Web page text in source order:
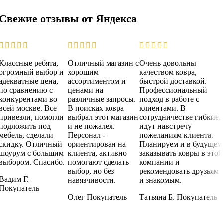
отзывы от Яндекса
ребята,
выбор и
цена,
сравнению с
во
москве. Все
помогли
под
сделали
Отличный
с большим
Спасибо.
Г.
Отличный магазин с
хорошим
ассортиментом и
ценами на
различные запросы.
В поисках ковра
выбрал этот магазин
и не пожалел.
Персонал -
ориентирован на
клиента, активно
помогают сделать
выбор, но без
навязчивости.
Олег Покупатель
Очень довольны
качеством ковра,
быстрой доставкой.
Профессиональный
подход в работе с
клиентами. В
сотрудничестве гибкие,
идут навстречу
пожеланиям клиента.
Планируем и в будущем
заказывать ковры в этой
компании и
рекомендовать друзьям
и знакомым.
Татьяна Б. Покупатель